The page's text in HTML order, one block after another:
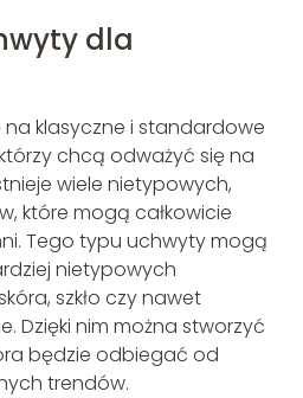
dla
na klasyczne i standardowe
chcą odważyć się na
wiele nietypowych,
które mogą całkowicie
Tego typu uchwyty mogą
nietypowych
szkło czy nawet
Dzięki nim można stworzyć
będzie odbiegać od
trendów.